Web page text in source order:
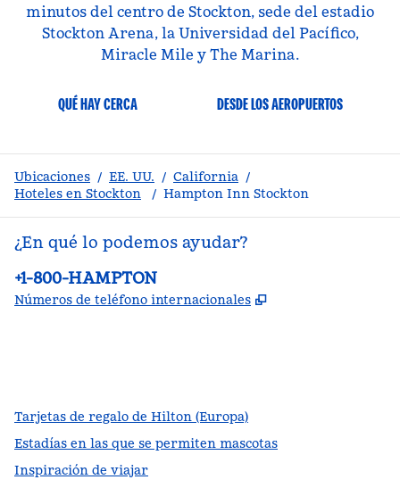
minutos del centro de Stockton, sede del estadio
Stockton Arena, la Universidad del Pacífico,
Miracle Mile y The Marina.
QUÉ HAY CERCA DESDE LOS AEROPUERTOS
Ubicaciones / EE. UU. / California /
Hoteles en Stockton
/ Hampton Inn Stockton
¿En qué lo podemos ayudar?
Teléfono:
+1-800-HAMPTON
Números de teléfono internacionales ,
Tarjetas de regalo de Hilton (Europa)
Estadías en las que se permiten mascotas
Inspiración de viajar